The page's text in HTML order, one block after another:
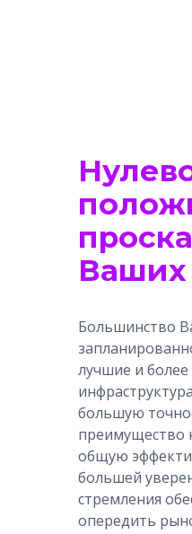
Ваших
Большинство
лучшие и
большую
преимущество
общую
большей
стремления
опередить